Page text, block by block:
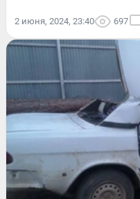
2 июня, 2024, 23:40 697